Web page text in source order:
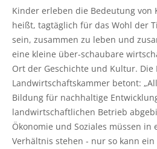
Kinder erleben die Bedeutung von
heißt, tagtäglich für das Wohl der
sein, zusammen zu leben und
eine kleine über-schaubare
Ort der Geschichte und Kultur.
Landwirtschaftskammer betont:
Bildung für nachhaltige
landwirtschaftlichen Betrieb
Ökonomie und Soziales müssen in
Verhältnis stehen - nur so kann